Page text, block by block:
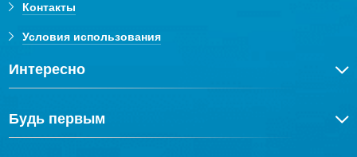
Контакты
Условия использования
Интересно
Будь первым